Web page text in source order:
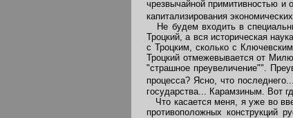
чрезвычайной примитивностью и
капитализирования
Не будем входить в
Троцкий, а вся историческая
с Троцким, сколько с
Троцкий отмежевывается от
"страшное преувеличение"".
процесса? Ясно, что последнего...
государства... Карамзиным. Вот
Что касается меня, я уже во
противоположных конструкций